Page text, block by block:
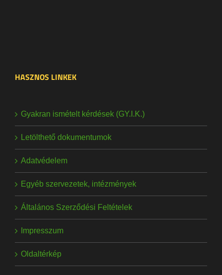
HASZNOS LINKEK
Gyakran ismételt kérdések (GY.I.K.)
Letölthető dokumentumok
Adatvédelem
Egyéb szervezetek, intézmények
Általános Szerződési Feltételek
Impresszum
Oldaltérkép